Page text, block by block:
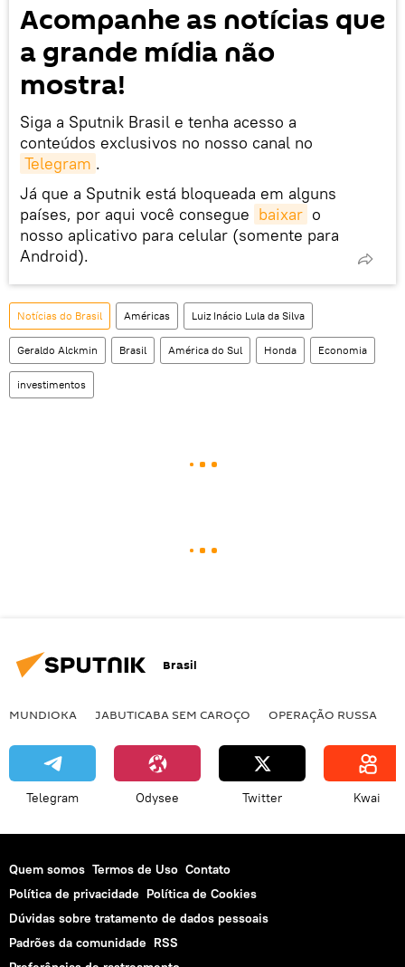
Acompanhe as notícias que
a grande mídia não
mostra!
Siga a Sputnik Brasil e tenha acesso a
conteúdos exclusivos no nosso canal no
Telegram .
Já que a Sputnik está bloqueada em alguns
países, por aqui você consegue baixar o
nosso aplicativo para celular (somente para
Android).
Notícias do Brasil Américas Luiz Inácio Lula da Silva
Geraldo Alckmin Brasil América do Sul Honda Economia
investimentos
Brasil
MUNDIOKA JABUTICABA SEM CAROÇO OPERAÇÃO RUSSA
Telegram Odysee Twitter Kwai
Quem somos Termos de Uso Contato
Política de privacidade Política de Cookies
Dúvidas sobre tratamento de dados pessoais
Padrões da comunidade RSS